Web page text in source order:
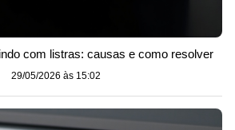
com listras: causas e como resolver
29/05/2026 às 15:02